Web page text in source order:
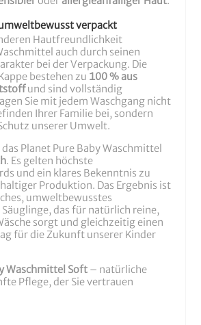
verpackt
Hautfreundlichkeit
auch durch seinen
bei der Verpackung. Die
bestehen zu 100 % aus
und sind vollständig
Sie mit jedem Waschgang nicht
Ihrer Familie bei, sondern
unserer Umwelt.
Planet Pure Baby Waschmittel
. Es gelten höchste
und ein klares Bekenntnis zu
Produktion. Das Ergebnis ist
umweltbewusstes
das für natürlich reine,
sorgt und gleichzeitig einen
für die Zukunft unserer Kinder
Waschmittel Soft – natürliche
Pflege, der Sie vertrauen